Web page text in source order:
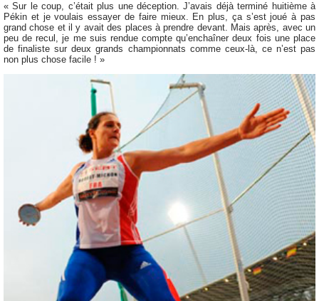
« Sur le coup, c’était plus une déception. J’avais déjà terminé huitième à
Pékin et je voulais essayer de faire mieux. En plus, ça s’est joué à pas
grand chose et il y avait des places à prendre devant. Mais après, avec un
peu de recul, je me suis rendue compte qu’enchaîner deux fois une place
de finaliste sur deux grands championnats comme ceux-là, ce n’est pas
non plus chose facile ! »